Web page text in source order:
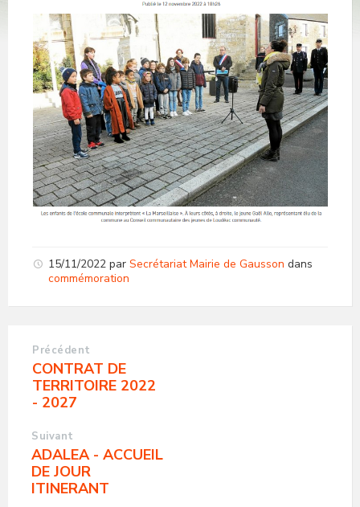
15/11/2022 par Secrétariat Mairie de Gausson dans
commémoration
Précédent
CONTRAT DE
TERRITOIRE 2022
- 2027
Suivant
ADALEA - ACCUEIL
DE JOUR
ITINERANT